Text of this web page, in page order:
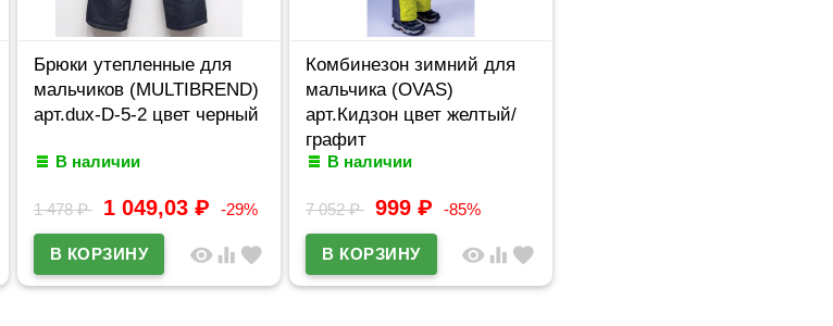
Брюки утепленные для
мальчиков (MULTIBREND)
арт.dux-D-5-2 цвет черный
В наличии
1 478₽ 1 049,03 ₽ -29%
visibility equalizer favorite
Комбинезон зимний для
мальчика (OVAS)
арт.Кидзон цвет желтый/
графит
В наличии
7 052₽ 999 ₽ -85%
visibility equalizer favorite